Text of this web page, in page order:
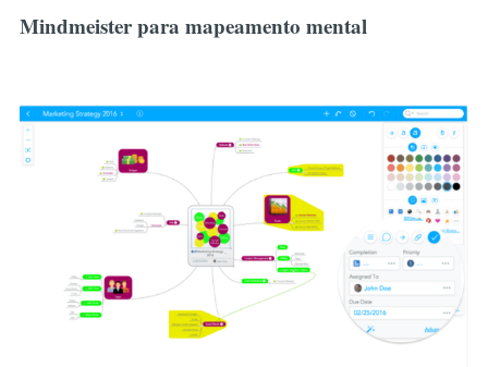
Mindmeister para mapeamento mental